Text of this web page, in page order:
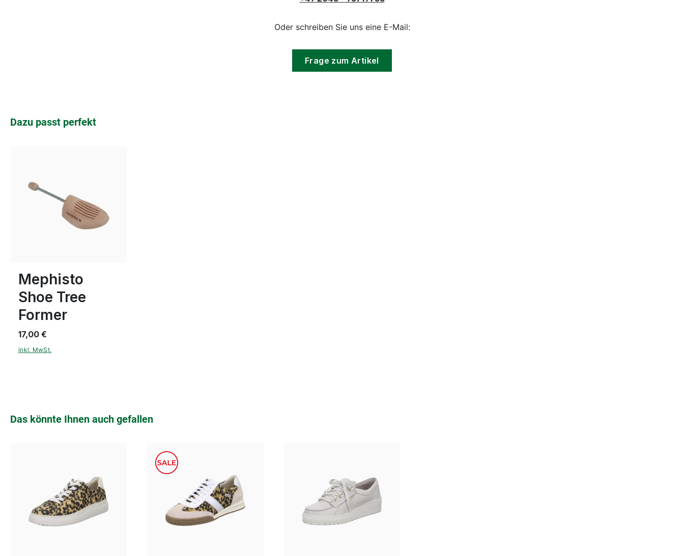
Oder schreiben Sie uns eine E-Mail:
Frage zum Artikel
Produktgalerie überspringen
Dazu passt perfekt
Mephisto
Shoe Tree
Former
17,00 €
inkl. MwSt.
Produktgalerie überspringen
Das könnte Ihnen auch gefallen